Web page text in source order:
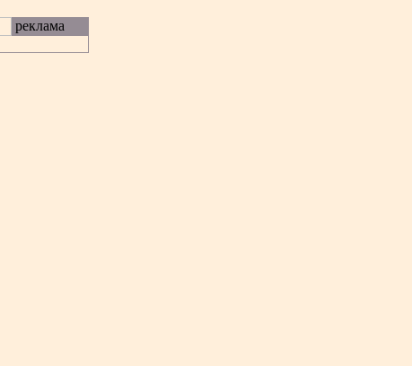
реклама